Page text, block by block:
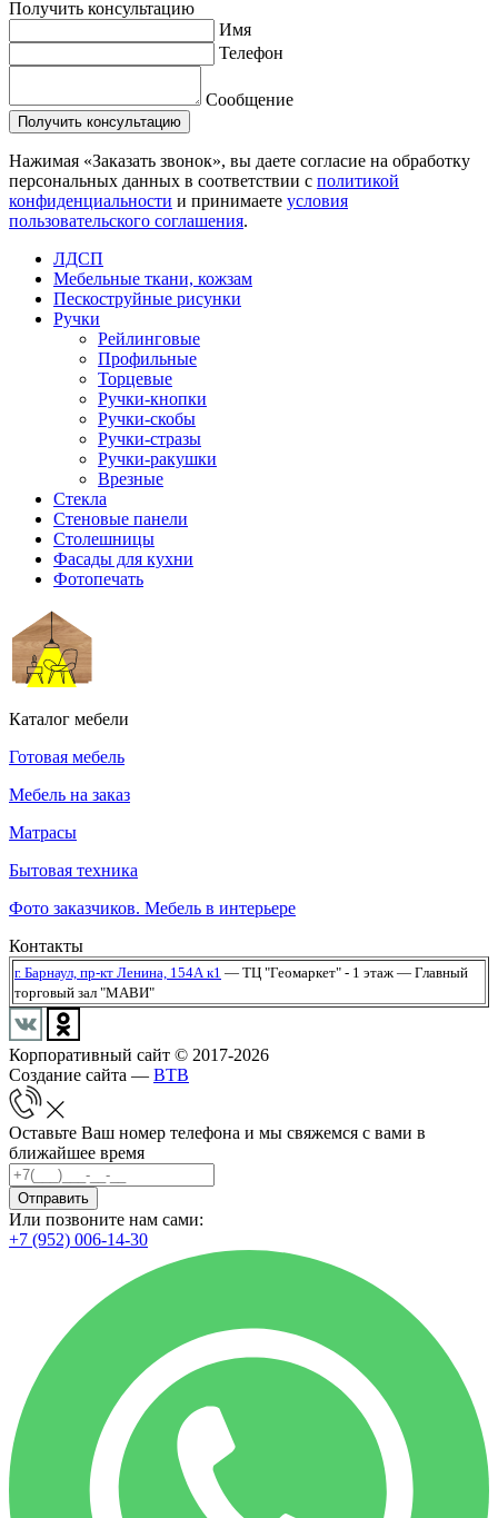
Получить консультацию
Имя
Телефон
Сообщение
Нажимая «Заказать звонок», вы даете согласие на обработку
персональных данных в соответствии с политикой
конфиденциальности и принимаете условия
пользовательского соглашения.
ЛДСП
Мебельные ткани, кожзам
Пескоструйные рисунки
Ручки
Рейлинговые
Профильные
Торцевые
Ручки-кнопки
Ручки-скобы
Ручки-стразы
Ручки-ракушки
Врезные
Стекла
Стеновые панели
Столешницы
Фасады для кухни
Фотопечать
Каталог мебели
Готовая мебель
Мебель на заказ
Матрасы
Бытовая техника
Фото заказчиков. Мебель в интерьере
Контакты
г. Барнаул, пр-кт Ленина, 154А к1 — ТЦ "Геомаркет" - 1 этаж — Главный
торговый зал "МАВИ"
Корпоративный сайт © 2017-2026
Создание сайта — BTB
Оставьте Ваш номер телефона и мы свяжемся с вами в
ближайшее время
Отправить
Или позвоните нам сами:
+7 (952) 006-14-30